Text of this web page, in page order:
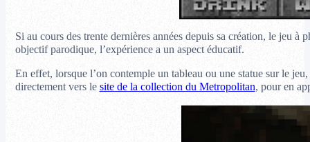
Si au cours des trente dernières années depuis sa création, le jeu
objectif parodique, l’expérience a un aspect éducatif.
En effet, lorsque l’on contemple un tableau ou une statue sur le
directement vers le site de la collection du Metropolitan, pour en